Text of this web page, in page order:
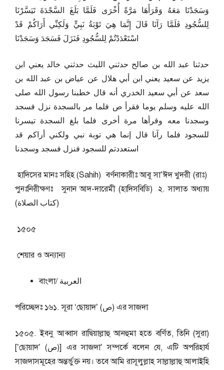
وَسَجَدْنَا مَعَهُ وَقَرَأَهَا مَرَّةً أُخْرَى فَلَمَّا بَلَغَ السَّجْدَةَ تَيَسَّرْنَا
لِلسُّجُودِ فَلَمَّا رَآنَا قَالَ إِنَّمَا هِيَ تَوْبَةُ نَبِيٍّ وَلَكِنِّي أَرَاكُمْ قَدْ
اسْتَعْدَدْتُمْ لِلسُّجُودِ فَنَزَلَ فَسَجَدَ وَسَجَدْنَا
حدثنا عبد الله بن صالح حدثني الليث حدثني خالد يعني ابن
يزيد عن سعيد يعني ابن أبي هلال عن عياض بن عبد الله بن
سعد عن أبي سعيد الخدري أنه قال خطبنا رسول الله صلى
الله عليه وسلم يوما فقرأ ص فلما مر بالسجدة نزل فسجد
وسجدنا معه وقرأها مرة أخرى فلما بلغ السجدة تيسرنا
للسجود فلما رآنا قال إنما هي توبة نبي ولكني أراكم قد
استعددتم للسجود فنزل فسجد وسجدنا
হাদিসের মানঃ সহিহ (Sahih) বর্ণনাকারীঃ আবূ সা’ঈদ খুদরী (রাঃ)
পুনঃনিরীক্ষণঃ সুনান আদ-দারেমী (হাদিসবিডি) ২. সালাত অধ্যায়
(كتاب الصلاة)
১৫০৫
শেয়ার ও অন্যান্য
বাংলা/ العربية
পরিচ্ছেদঃ ১৬১. সূরা ‘ছোয়াদ’ (ص) এর সাজদা
১৫০৫. ইবনু আব্বাস রাদ্বিয়াল্লাহু আনহুমা হতে বর্ণিত, তিনি (সুরা)
[’ছোয়াদ’ (ص)] এর সাজদা’ সম্পর্কে বলেন যে, এটি অপরিহার্য
সাজদাসমূহের অন্তর্ভুক্ত নয়। তবে আমি রাসূলুল্লাহ সাল্লাল্লাহু আলাইহি